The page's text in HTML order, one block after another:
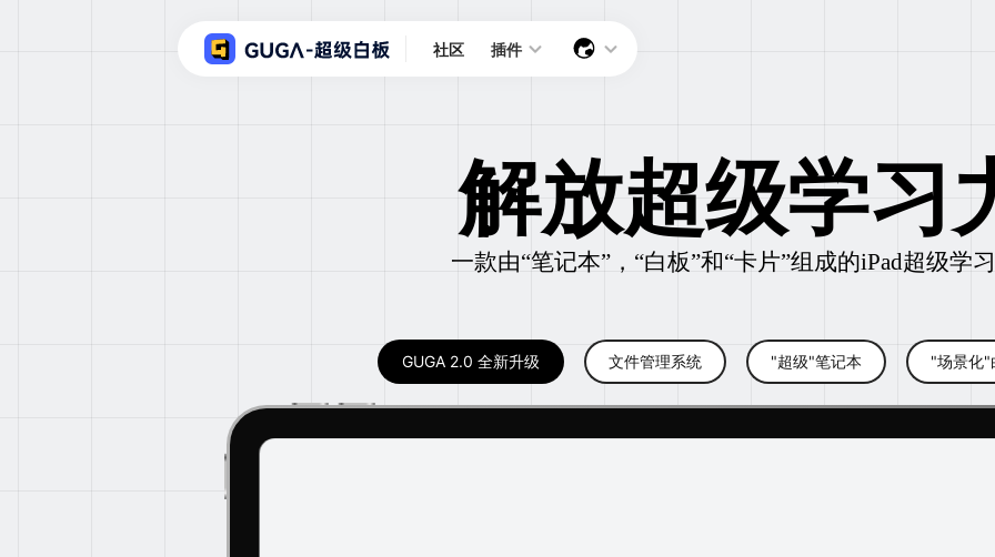
社区 插件
解放超级学习
一款由“笔记本”，“白板”和“卡片”组成的iPad超级学
GUGA 2.0 全新升级 文件管理系统 "超级"笔记本 "场景化"